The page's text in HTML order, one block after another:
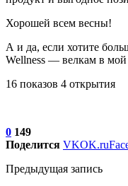
Хорошей всем весны!
А и да, если хотите
Wellness — велкам в мой
16 показов 4 открытия
0 149
Поделится VKOK.ru
Предыдущая запись